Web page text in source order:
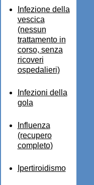
Infezione della
vescica
(nessun
trattamento in
corso, senza
ricoveri
ospedalieri)
Infezioni della
gola
Influenza
(recupero
completo)
Ipertiroidismo